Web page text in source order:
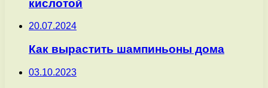
кислотой
20.07.2024
Как вырастить шампиньоны дома
03.10.2023